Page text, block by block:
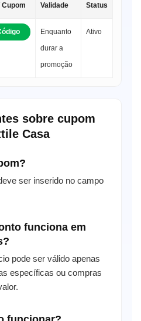
Cupom Validade Status
Enquanto
durar a
promoção
Ativo
sobre cupom
Casa
ser inserido no campo
funciona em
pode ser válido apenas
específicas ou compras